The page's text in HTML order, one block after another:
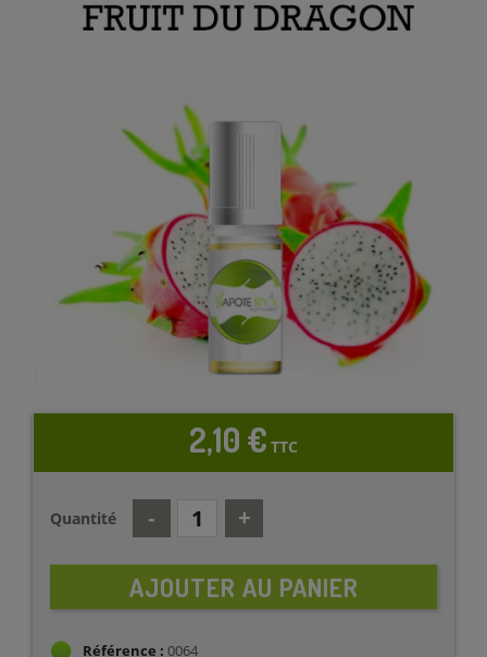
2,10 € TTC
Quantité
AJOUTER AU PANIER
Référence : 0064